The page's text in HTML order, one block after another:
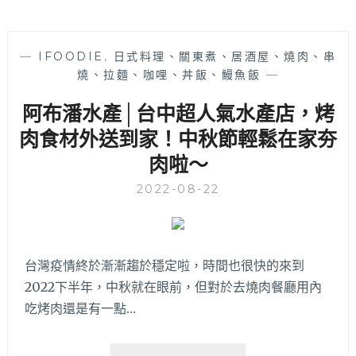
— IFOODIE ,
日式料理、關東煮、居酒屋、燒肉、串
燒、拉麵、咖哩、丼飯、鰻魚飯 —
阿布潘水產│台中超人氣水產店，烤
肉食材外送到家！中秋節輕鬆在家夯
肉啦～
2022-08-22
台灣疫情終於漸漸趨於穩定啦，時間也很快的來到
2022下半年，中秋就在眼前，但對於去燒肉餐廳用內
吃烤肉還是有一點…